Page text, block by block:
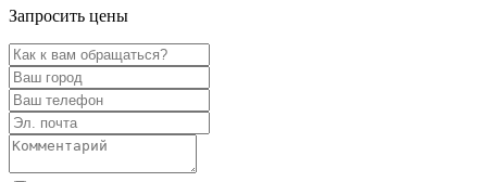
Запросить цены